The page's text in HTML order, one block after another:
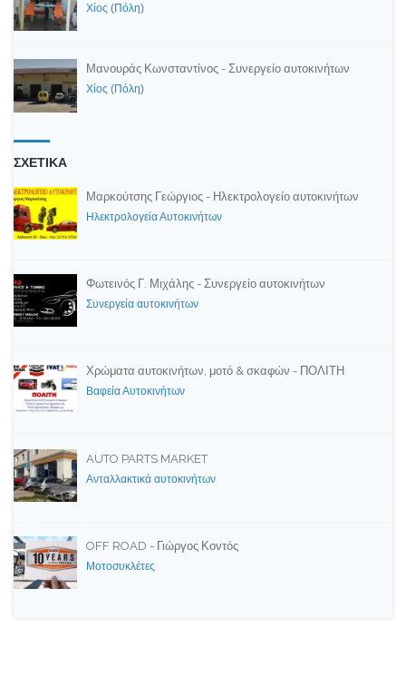
Χίος (Πόλη)
Μανουράς Κωνσταντίνος - Συνεργείο αυτοκινήτων
Χίος (Πόλη)
ΣΧΕΤΙΚΑ
Μαρκούτσης Γεώργιος - Ηλεκτρολογείο αυτοκινήτων
Ηλεκτρολογεία Αυτοκινήτων
Φωτεινός Γ. Μιχάλης - Συνεργείο αυτοκινήτων
Συνεργεία αυτοκινήτων
Χρώματα αυτοκινήτων, μοτό & σκαφών - ΠΟΛΙΤΗ
Βαφεία Αυτοκινήτων
AUTO PARTS MARKET
Ανταλλακτικά αυτοκινήτων
OFF ROAD - Γιώργος Κοντός
Μοτοσυκλέτες